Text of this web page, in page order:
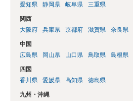
愛知県
静岡県 岐阜県 三重県
関西
大阪府
兵庫県 京都府 滋賀県 奈良県
中国
広島県
岡山県 山口県 鳥取県 島根県
四国
香川県
愛媛県 高知県 徳島県
九州・沖縄